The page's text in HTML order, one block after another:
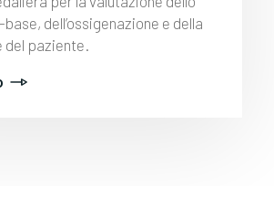
dell’ossigenazione e della
del paziente.